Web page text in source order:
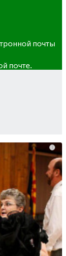
почты
почте.
i